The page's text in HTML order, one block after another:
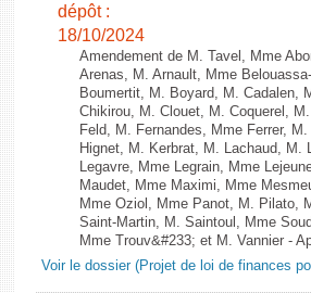
dépôt :
18/10/2024
Amendement de M. Tavel, Mme
Arenas, M. Arnault, Mme
Boumertit, M. Boyard, M. Cadalen,
Chikirou, M. Clouet, M. Coquerel,
Feld, M. Fernandes, Mme Ferrer,
Hignet, M. Kerbrat, M. Lachaud, M.
Legavre, Mme Legrain, Mme
Maudet, Mme Maximi, Mme
Mme Oziol, Mme Panot, M. Pilato,
Saint-Martin, M. Saintoul, Mme
Mme Trouv&#233; et M. Vannier -
Voir le dossier (Projet de loi de finances